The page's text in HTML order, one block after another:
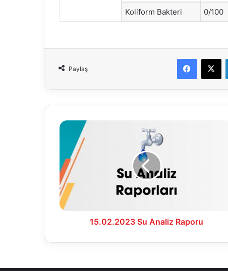
Koliform Bakteri 0/100
Paylaş
Facebook
X
15.02.2023
Analiz
Raporu
15.02.2023 Su Analiz Raporu